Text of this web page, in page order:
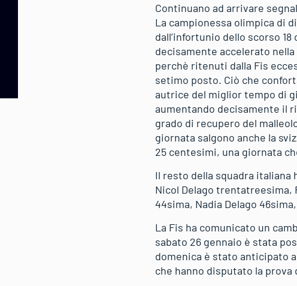
Continuano ad arrivare
La campionessa olimpica di
dall’infortunio dello scorso
decisamente accelerato
perchè ritenuti dalla Fis
setimo posto. Ciò che
autrice del miglior tempo di
aumentando decisamente il
grado di recupero del
giornata salgono anche la
25 centesimi, una giornata
Il resto della squadra
Nicol Delago trentatreesima,
44sima, Nadia Delago
La Fis ha comunicato un
sabato 26 gennaio è stata
domenica è stato anticipato
che hanno disputato la prova